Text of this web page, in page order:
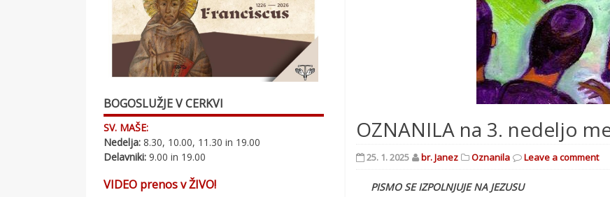
OZNANILA na 3. nedeljo
25. 1. 2025 br. Janez Oznanila Leave a comment
PISMO SE IZPOLNJUJE NA JEZUSU
BOGOSLUŽJE V CERKVI
SV. MAŠE:
Nedelja: 8.30, 10.00, 11.30 in 19.00
Delavniki: 9.00 in 19.00
VIDEO prenos v ŽIVO!